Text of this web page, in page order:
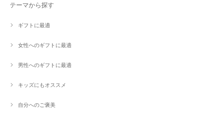
テーマから探す
ギフトに最適
女性へのギフトに最適
男性へのギフトに最適
キッズにもオススメ
自分へのご褒美